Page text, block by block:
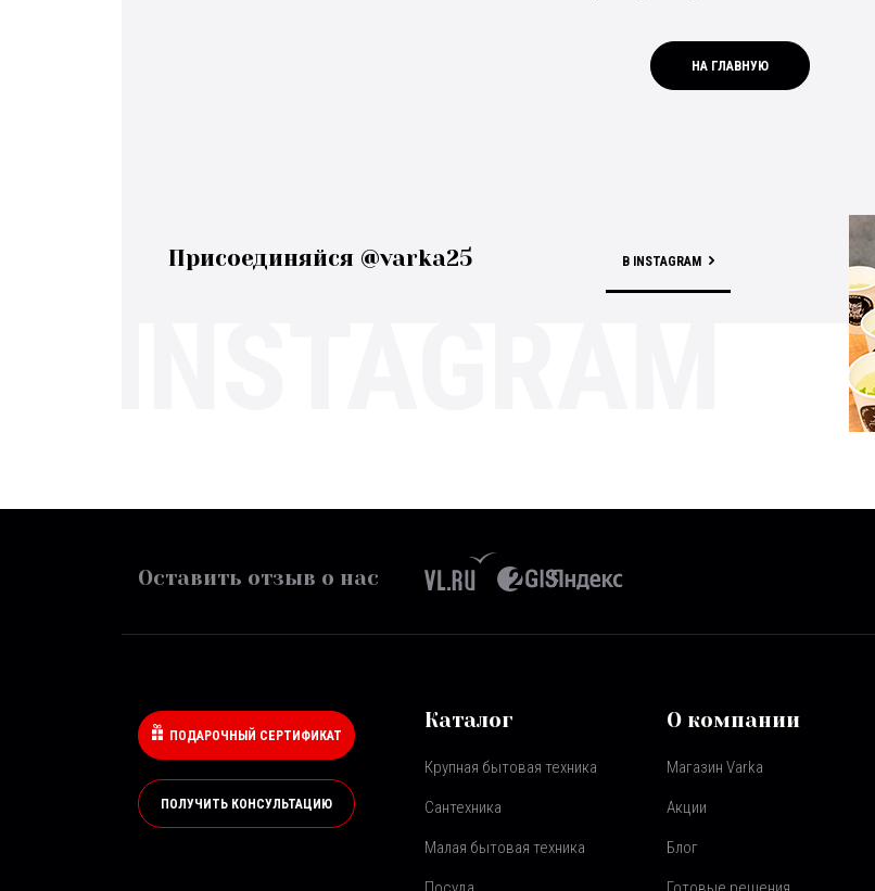
НА ГЛАВНУЮ
Присоединяйся @varka25 В INSTAGRAM
Оставить отзыв о нас
ПОДАРОЧНЫЙ СЕРТИФИКАТ
ПОЛУЧИТЬ КОНСУЛЬТАЦИЮ
Каталог
Крупная бытовая техника
Сантехника
Малая бытовая техника
О компании
Магазин Varka
Акции
Блог